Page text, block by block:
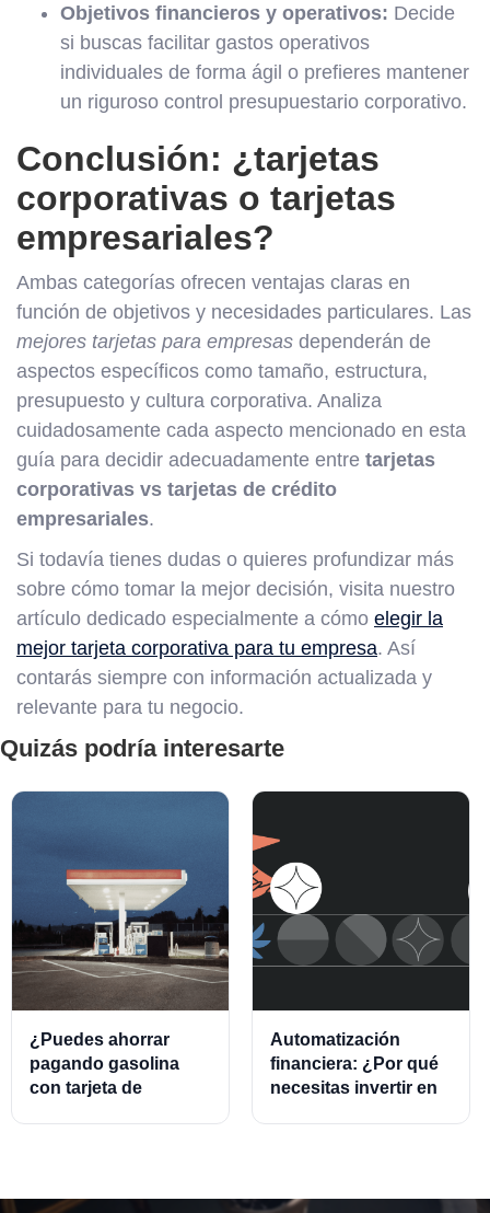
Objetivos financieros y operativos: Decide
si buscas facilitar gastos operativos
individuales de forma ágil o prefieres mantener
un riguroso control presupuestario corporativo.
Conclusión: ¿tarjetas
corporativas o tarjetas
empresariales?
Ambas categorías ofrecen ventajas claras en
función de objetivos y necesidades particulares. Las
mejores tarjetas para empresas dependerán de
aspectos específicos como tamaño, estructura,
presupuesto y cultura corporativa. Analiza
cuidadosamente cada aspecto mencionado en esta
guía para decidir adecuadamente entre tarjetas
corporativas vs tarjetas de crédito
empresariales.
Si todavía tienes dudas o quieres profundizar más
sobre cómo tomar la mejor decisión, visita nuestro
artículo dedicado especialmente a cómo elegir la
mejor tarjeta corporativa para tu empresa. Así
contarás siempre con información actualizada y
relevante para tu negocio.
Quizás podría interesarte
¿Puedes ahorrar
pagando gasolina
con tarjeta de
Automatización
financiera: ¿Por qué
necesitas invertir en